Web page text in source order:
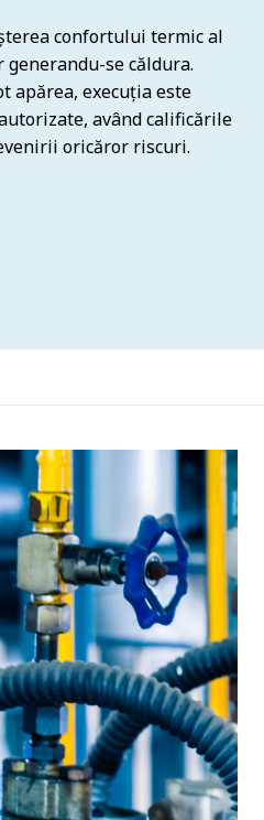
confortului termic al
se căldura.
apărea, execuția este
având calificările
oricăror riscuri.